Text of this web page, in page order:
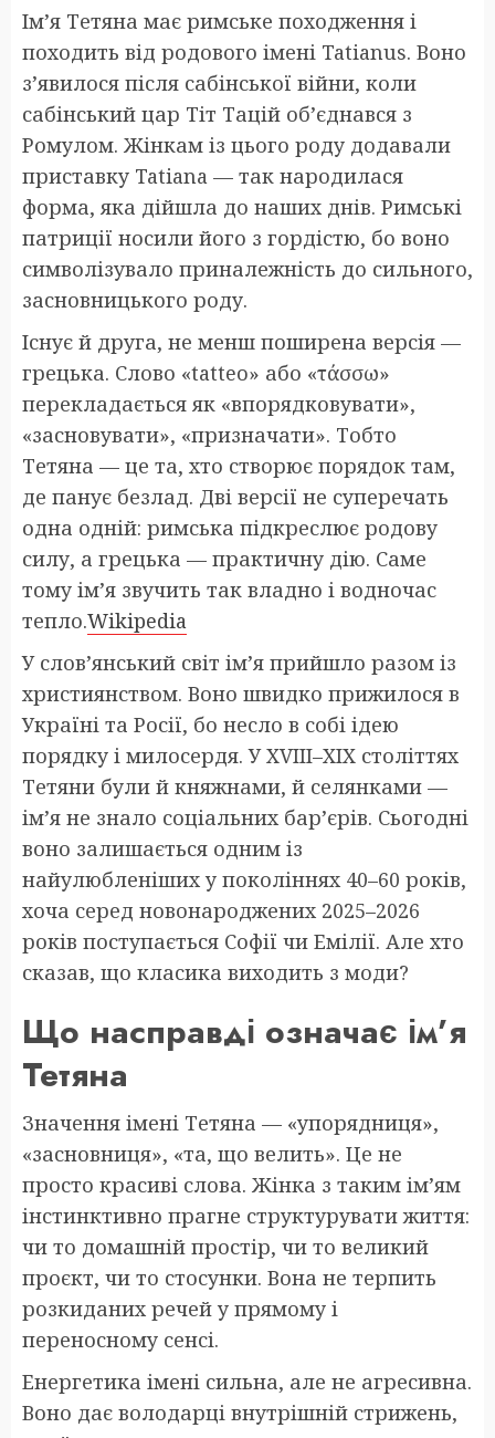
Ім’я Тетяна має римське походження і
походить від родового імені Tatianus. Воно
з’явилося після сабінської війни, коли
сабінський цар Тіт Тацій об’єднався з
Ромулом. Жінкам із цього роду додавали
приставку Tatiana — так народилася
форма, яка дійшла до наших днів. Римські
патриції носили його з гордістю, бо воно
символізувало приналежність до сильного,
засновницького роду.
Існує й друга, не менш поширена версія —
грецька. Слово «tatteo» або «τάσσω»
перекладається як «впорядковувати»,
«засновувати», «призначати». Тобто
Тетяна — це та, хто створює порядок там,
де панує безлад. Дві версії не суперечать
одна одній: римська підкреслює родову
силу, а грецька — практичну дію. Саме
тому ім’я звучить так владно і водночас
тепло.⁠Wikipedia
У слов’янський світ ім’я прийшло разом із
християнством. Воно швидко прижилося в
Україні та Росії, бо несло в собі ідею
порядку і милосердя. У XVIII–XIX століттях
Тетяни були й княжнами, й селянками —
ім’я не знало соціальних бар’єрів. Сьогодні
воно залишається одним із
найулюбленіших у поколіннях 40–60 років,
хоча серед новонароджених 2025–2026
років поступається Софії чи Емілії. Але хто
сказав, що класика виходить з моди?
Що насправді означає ім’я
Тетяна
Значення імені Тетяна — «упорядниця»,
«засновниця», «та, що велить». Це не
просто красиві слова. Жінка з таким ім’ям
інстинктивно прагне структурувати життя:
чи то домашній простір, чи то великий
проєкт, чи то стосунки. Вона не терпить
розкиданих речей у прямому і
переносному сенсі.
Енергетика імені сильна, але не агресивна.
Воно дає володарці внутрішній стрижень,